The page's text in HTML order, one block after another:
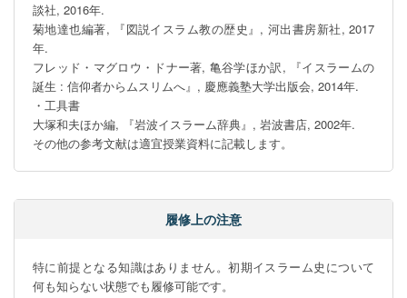
談社, 2016年.
菊地達也編著, 『図説イスラム教の歴史』, 河出書房新社, 2017
年.
フレッド・マグロウ・ドナー著, 亀谷学ほか訳, 『イスラームの
誕生 : 信仰者からムスリムへ』, 慶應義塾大学出版会, 2014年.
・工具書
大塚和夫ほか編, 『岩波イスラーム辞典』, 岩波書店, 2002年.
その他の参考文献は適宜授業資料に記載します。
履修上の注意
特に前提となる知識はありません。初期イスラーム史について
何も知らない状態でも履修可能です。